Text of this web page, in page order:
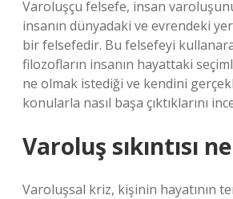
Varoluşçu felsefe, insan
insanın dünyadaki ve evrendeki
bir felsefedir. Bu felsefeyi
filozofların insanın hayattaki
ne olmak istediği ve kendini
konularla nasıl başa çıktıklarını
Varoluş sıkıntısı
Varoluşsal kriz, kişinin hayatının